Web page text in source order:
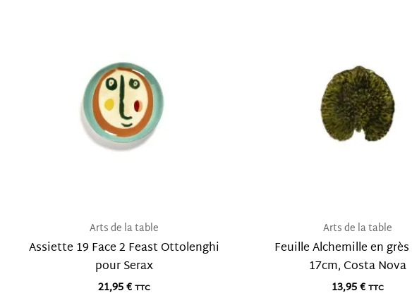
Arts de la table
Assiette 19 Face 2 Feast Ottolenghi
pour Serax
21,95€ TTC
Arts de la table
Feuille Alchemille en
17cm, Costa Nova
13,95€ TTC